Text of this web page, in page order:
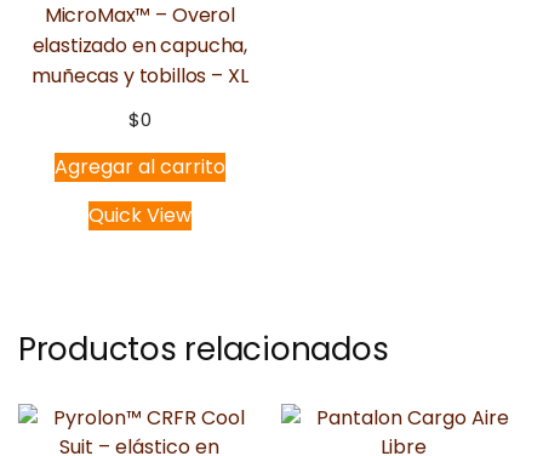
MicroMax™ – Overol
elastizado en capucha,
muñecas y tobillos – XL
$0
Agregar al carrito
Quick View
Productos relacionados